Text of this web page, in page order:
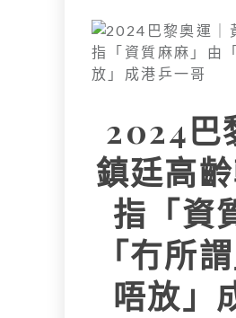
2024巴
鎮廷高
指「資
「冇所
唔放」